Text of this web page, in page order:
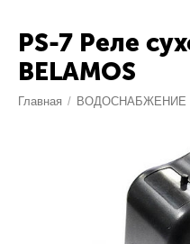
PS-7 Реле
BELAMOS
Главная / ВОДОСНАБЖЕНИЕ